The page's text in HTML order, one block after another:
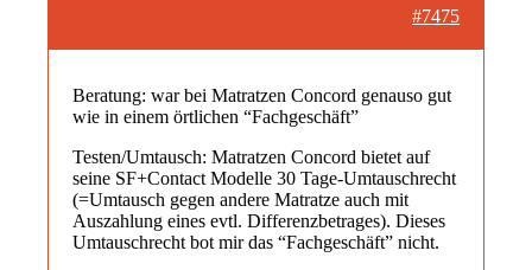
#7475
Beratung: war bei Matratzen Concord genauso gut
wie in einem örtlichen “Fachgeschäft”
Testen/Umtausch: Matratzen Concord bietet auf
seine SF+Contact Modelle 30 Tage-Umtauschrecht
(=Umtausch gegen andere Matratze auch mit
Auszahlung eines evtl. Differenzbetrages). Dieses
Umtauschrecht bot mir das “Fachgeschäft” nicht.